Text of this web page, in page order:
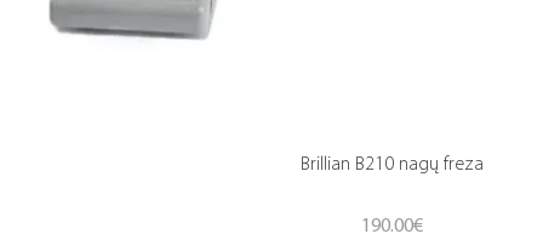
Brillian B210 nagų freza
190.00€